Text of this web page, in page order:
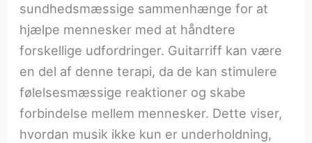
sundhedsmæssige sammenhænge for at
hjælpe mennesker med at håndtere
forskellige udfordringer. Guitarriff kan være
en del af denne terapi, da de kan stimulere
følelsesmæssige reaktioner og skabe
forbindelse mellem mennesker. Dette viser,
hvordan musik ikke kun er underholdning,